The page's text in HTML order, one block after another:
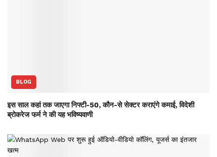
BLOG
इस साल कहां तक जाएगा निफ्टी-50, कौन-से सेक्‍टर कराएंगे कमाई, विदेशी
ब्रोकरेज फर्म ने की यह भविष्‍यवाणी